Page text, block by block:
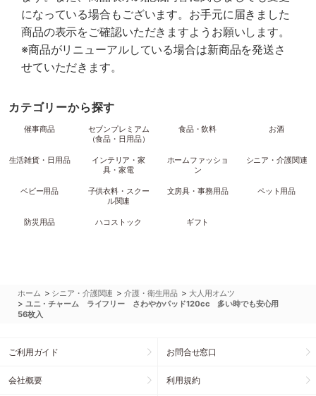
になっている場合もございます。お手元に届きました
商品の表示をご確認いただきますようお願いします。
※商品がリニューアルしている場合は新商品を発送さ
せていただきます。
カテゴリーから探す
催事商品
セブンプレミアム
（食品・日用品）
食品・飲料 お酒
生活雑貨・日用品
インテリア・家
具・家電
ホームファッショ
ン
シニア・介護関連
ベビー用品
子供衣料・スクー
ル関連
文房具・事務用品 ペット用品
防災用品 ハコストック ギフト
ホーム > シニア・介護関連 >介護・衛生用品 > 大人用オムツ
> ユニ・チャーム ライフリー さわやかパッド120cc 多い時でも安心用
56枚入
ご利用ガイド お問合せ窓口
会社概要 利用規約